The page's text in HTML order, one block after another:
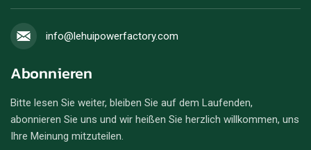
info@lehuipowerfactory.com
Abonnieren
Bitte lesen Sie weiter, bleiben Sie auf dem Laufenden,
abonnieren Sie uns und wir heißen Sie herzlich willkommen, uns
Ihre Meinung mitzuteilen.